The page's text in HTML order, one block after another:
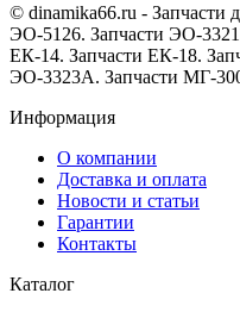
© dinamika66.ru - Запчасти
ЭО-5126. Запчасти ЭО-
ЕК-14. Запчасти ЕК-18.
ЭО-3323А. Запчасти МГ-
Информация
О компании
Доставка и оплата
Новости и статьи
Гарантии
Контакты
Каталог